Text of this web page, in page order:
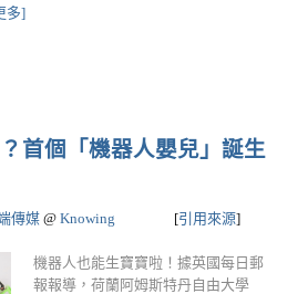
多]
首個「機器人嬰兒」誕生
傳媒 @ Knowing [引用來源]
機器人也能生寶寶啦！據英國每日郵
報報導，荷蘭阿姆斯特丹自由大學